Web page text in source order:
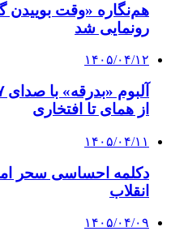
هم‌نگاره «وقت بوییدن
رونمایی شد
۱۴۰۵/۰۴/۱۲
از همای تا افتخاری
۱۴۰۵/۰۴/۱۱
دکلمه‌ احساسی سحر
انقلاب
۱۴۰۵/۰۴/۰۹